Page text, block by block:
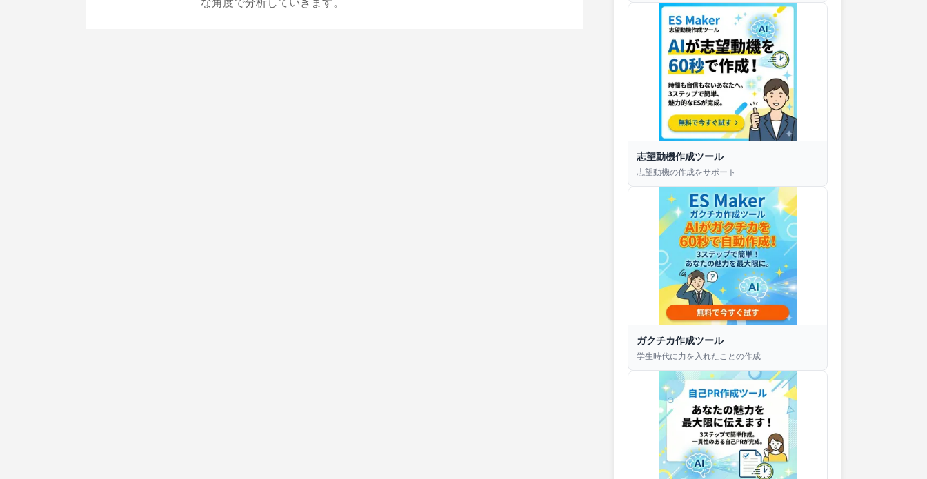
志望動機作成ツール
志望動機の作成をサポート
ガクチカ作成ツール
学生時代に力を入れたことの作成